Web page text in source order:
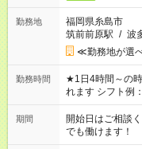
勤務地
福岡県糸島市
筑前前原駅 / 波
≪勤務地が選
勤務時間
★1日4時間～の時短シフトOK ★都
れます シフト例
18：00 11：00～20：00 など ※W
合わせ週40時間
週20時間以上勤
派遣法（日雇い
期間
開始日はご相談
でも働けます！